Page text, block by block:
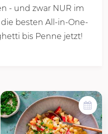
- und zwar NUR im
besten All-in-One-
bis Penne jetzt!